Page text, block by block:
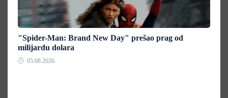
"Spider-Man: Brand New Day" prešao prag od
milijardu dolara
05.08.2026.